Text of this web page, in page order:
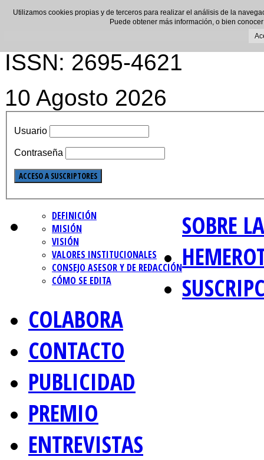
ISSN: 2695-4621
10 Agosto 2026
Usuario
Contraseña
SOBRE
DEFINICIÓN
MISIÓN
VISIÓN
VALORES INSTITUCIONALES
CONSEJO ASESOR Y DE REDACCIÓN
CÓMO SE EDITA
COLABORA
CONTACTO
PUBLICIDAD
PREMIO
ENTREVISTAS
Utilizamos cookies propias y de terceros para realizar el análisis de la
Puede obtener más información, o bien